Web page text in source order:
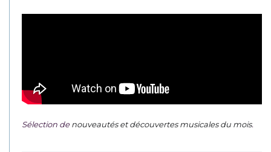
Sélection denouveautés et découvertes musicales du mois.